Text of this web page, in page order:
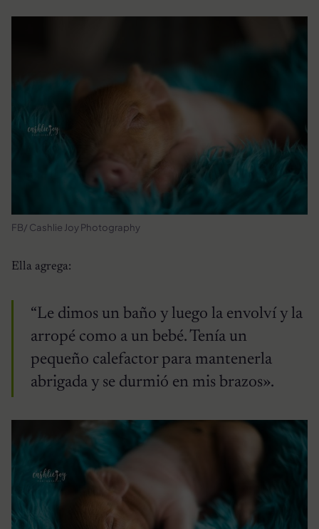
FB/ Cashlie Joy Photography
Ella agrega:
“Le dimos un baño y luego la envolví y la
arropé como a un bebé. Tenía un
pequeño calefactor para mantenerla
abrigada y se durmió en mis brazos».